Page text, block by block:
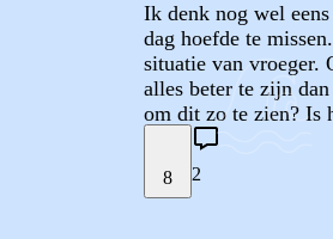
Ik denk nog wel
dag hoefde te
situatie van vroeger.
alles beter te zijn
om dit zo te zien? Is
8 2